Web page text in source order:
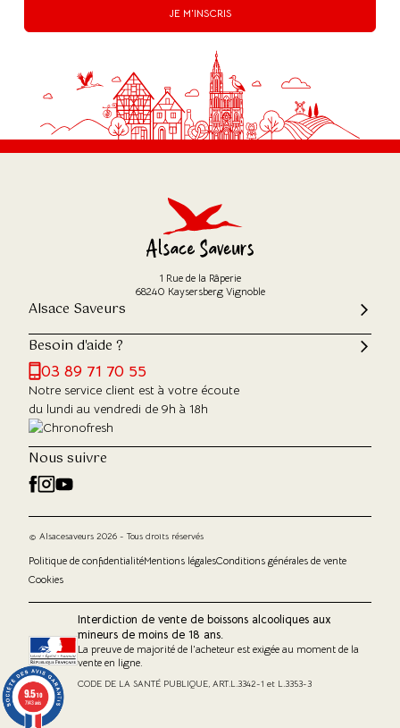
JE M'INSCRIS
1 Rue de la Râperie
68240 Kaysersberg Vignoble
Alsace Saveurs
Besoin d'aide ?
03 89 71 70 55
Notre service client est à votre écoute
du lundi au vendredi de 9h à 18h
Nous suivre
© Alsacesaveurs 2026 - Tous droits réservés
Politique de confidentialitéMentions légalesConditions générales de vente
Cookies
Interdiction de vente de boissons alcooliques aux
mineurs de moins de 18 ans.
La preuve de majorité de l'acheteur est exigée au moment de la
vente en ligne.
CODE DE LA SANTÉ PUBLIQUE, ART.L.3342-1 et L.3353-3
9.5/10
7143 avis
9.5/10
7143 avis